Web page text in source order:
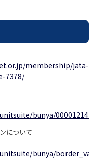
membership/jata-
7378/
bunya/
について
bunya/